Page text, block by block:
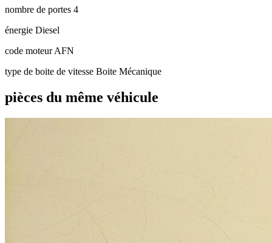
nombre de portes 4
énergie Diesel
code moteurAFN
type de boite de vitesse Boite Mécanique
pièces du même véhicule